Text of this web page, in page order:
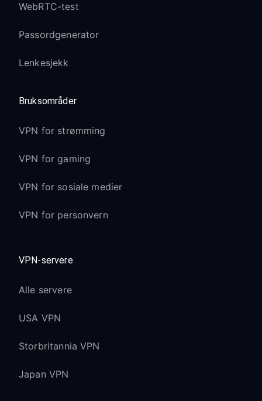
WebRTC-test
Passordgenerator
Lenkesjekk
Bruksområder
VPN for strømming
VPN for gaming
VPN for sosiale medier
VPN for personvern
VPN-servere
Alle servere
USA VPN
Storbritannia VPN
Japan VPN